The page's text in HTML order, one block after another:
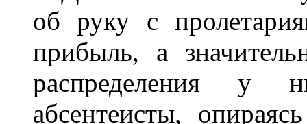
об руку с
прибыль, а
распределения у
абсентеисты,